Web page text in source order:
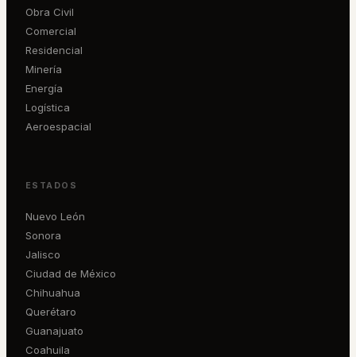
Obra Civil
Comercial
Residencial
Minería
Energía
Logística
Aeroespacial
ESTADOS
Nuevo León
Sonora
Jalisco
Ciudad de México
Chihuahua
Querétaro
Guanajuato
Coahuila